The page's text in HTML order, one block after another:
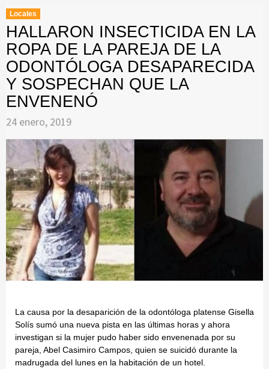
Locales
HALLARON INSECTICIDA EN LA
ROPA DE LA PAREJA DE LA
ODONTÓLOGA DESAPARECIDA
Y SOSPECHAN QUE LA
ENVENENÓ
24 enero, 2019
La causa por la desaparición de la odontóloga platense Gisella
Solís sumó una nueva pista en las últimas horas y ahora
investigan si la mujer pudo haber sido envenenada por su
pareja, Abel Casimiro Campos, quien se suicidó durante la
madrugada del lunes en la habitación de un hotel.